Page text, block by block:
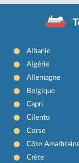
Albanie
Algérie
Allemagne
Belgique
Capri
Cilento
Corse
Côte
Crète